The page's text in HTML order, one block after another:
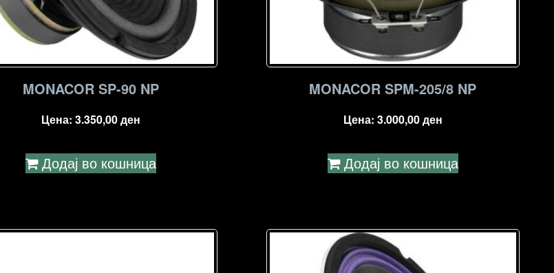
MONACOR SP-90 NP
Цена:3.350,00ден
Додај во кошница
MONACOR SPM-205/8 NP
Цена: 3.000,00ден
Додај во кошница